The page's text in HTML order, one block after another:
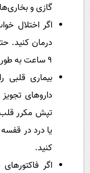
گازی و
اگر اختلال
درمان کنید.
۹ ساعت به طور منظم می‌تواند نشانه‌ای از یک مشکل باشد.
بیماری
داروهای
تپش مکرر قلب
یا درد در
کنید.
اگر